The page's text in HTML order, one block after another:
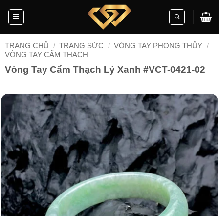
TRANG CHỦ / TRANG SỨC / VÒNG TAY PHONG THỦY /
VÒNG TAY CẨM THẠCH
Vòng Tay Cẩm Thạch Lý Xanh #VCT-0421-02